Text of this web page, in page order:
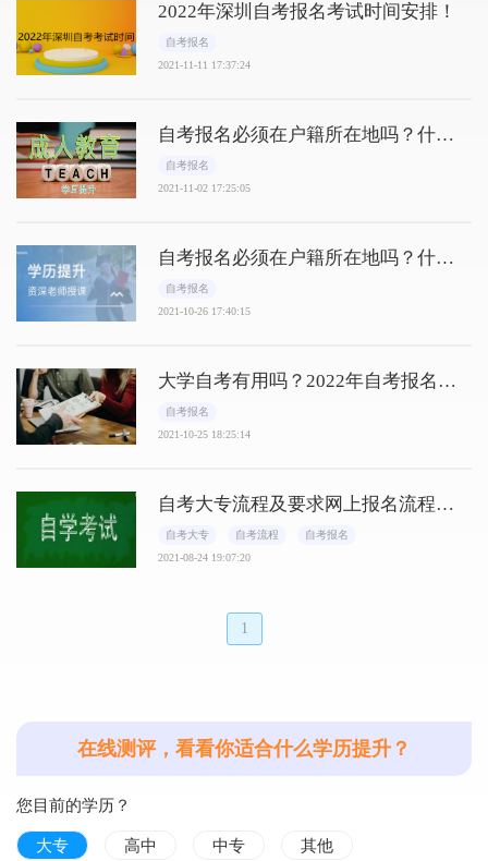
2022年深圳自考报名考试时间安排！
自考报名
2021-11-11 17:37:24
自考报名必须在户籍所在地吗？什么
时候报名？
自考报名
2021-11-02 17:25:05
自考报名必须在户籍所在地吗？什么
时候报名？
自考报名
2021-10-26 17:40:15
大学自考有用吗？2022年自考报名时
间是什么时候？
自考报名
2021-10-25 18:25:14
自考大专流程及要求网上报名流程及
现场报名流程！
自考大专 自考流程
自考报名
2021-08-24 19:07:20
1
在线测评，看看你适合什么学历提升？
您目前的学历？
大专 高中 中专 其他